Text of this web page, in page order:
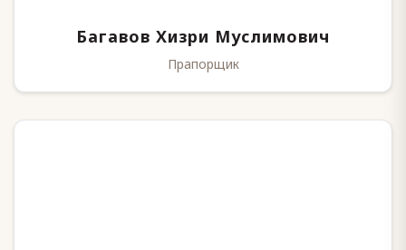
Багавов Хизри Муслимович
Прапорщик